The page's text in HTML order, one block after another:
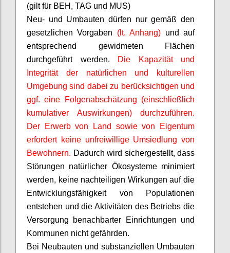
(gilt für BEH, TAG und MUS)
Neu- und Umbauten dürfen nur gemäß den
gesetzlichen Vorgaben (lt. Anhang) und auf
entsprechend gewidmeten Flächen
durchgeführt werden.
Die Kapazität und
Integrität der natürlichen und kulturellen
Umgebung sind dabei zu berücksichtigen und
ggf. eine Folgenabschätzung (einschließlich
kumulativer Auswirkungen) durchzuführen.
Der Erwerb von Land sowie von Eigentum
erfordert keine unfreiwillige Umsiedlung von
Bewohnern. Dadurch wird sichergestellt, dass
Störungen natürlicher Ökosysteme minimiert
werden, keine nachteiligen Wirkungen auf die
Entwicklungsfähigkeit von Populationen
entstehen und die Aktivitäten des Betriebs die
Versorgung benachbarter Einrichtungen und
Kommunen nicht gefährden.
Bei Neubauten und substanziellen Umbauten